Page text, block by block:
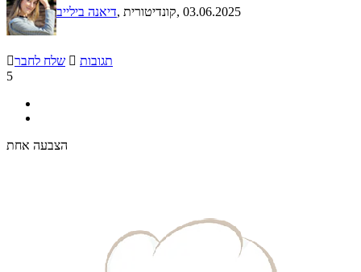
דיאנה בילייב , קונדיטורית, 03.06.2025
שלח לחבר  תגובות
5
הצבעה אחת